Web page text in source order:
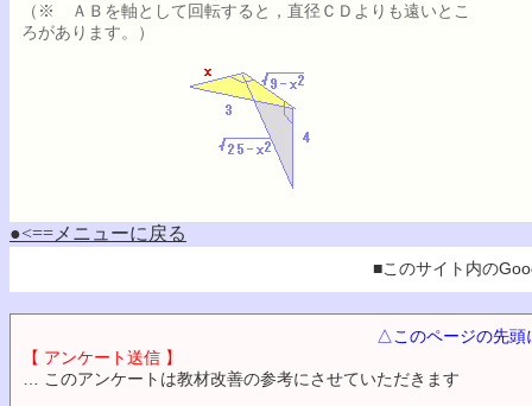
（※ ＡＢを軸として回転すると，直径ＣＤよりも遠いとこ
ろがあります。）
●<==メニューに戻る
■このサイト内の
△このページの先
【 アンケート送信 】
… このアンケートは教材改善の参考にさせていただきます